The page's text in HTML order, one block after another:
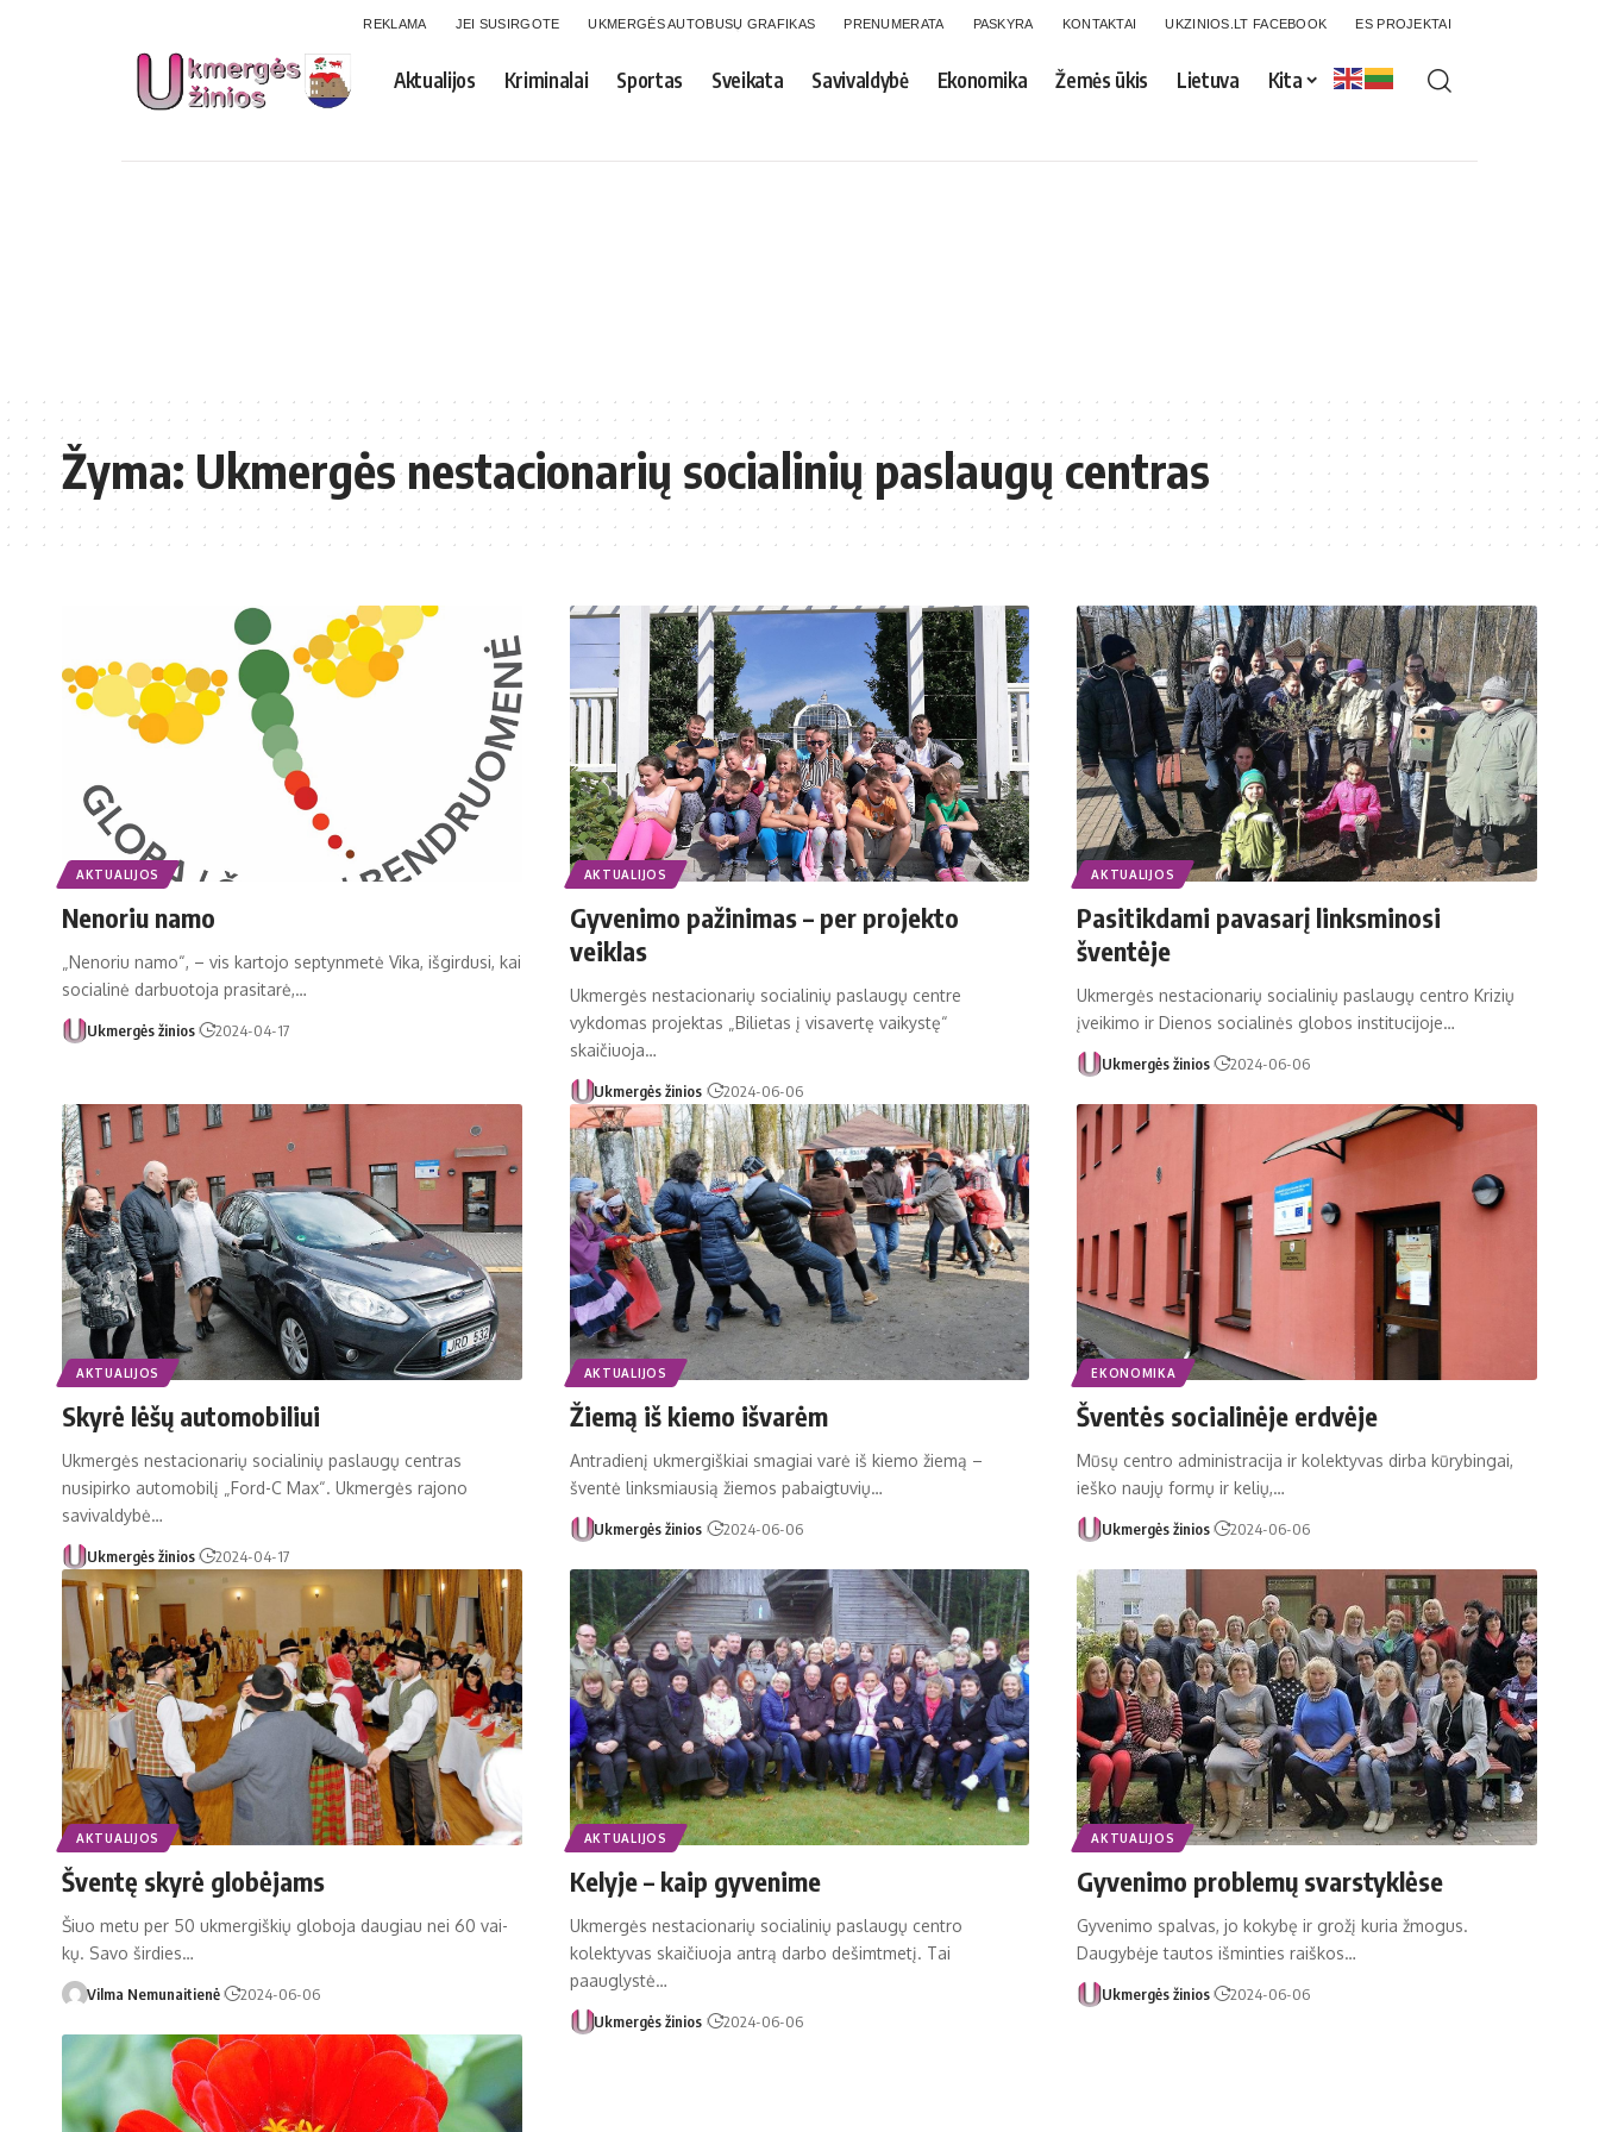
REKLAMA JEI SUSIRGOTE UKMERGĖS AUTOBUSŲ GRAFIKAS PRENUMERATA PASKYRA KONTAKTAI UKZINIOS.LT FACEBOOK ES PROJEKTAI
Aktualijos Kriminalai Sportas Sveikata Savivaldybė Ekonomika Žemės ūkis Lietuva Kita
Žyma:Ukmergės nestacionarių socialinių paslaugų centras
AKTUALIJOS
Nenoriu namo
„Nenoriu namo“, – vis kartojo septynmetė Vika, išgirdusi, kai
socialinė darbuotoja prasitarė,…
Ukmergės žinios 2024-04-17
AKTUALIJOS
Gyvenimo pažinimas – per projekto
veiklas
Ukmergės nestacionarių socialinių paslaugų centre
vykdomas projektas „Bilietas į visavertę vaikystę“
skaičiuoja…
Ukmergės žinios 2024-06-06
AKTUALIJOS
Pasitikdami pavasarį linksminosi
šventėje
Ukmergės nestacionarių socialinių paslaugų centro Krizių
įveikimo ir Dienos socialinės globos institucijoje…
Ukmergės žinios 2024-06-06
AKTUALIJOS
Skyrė lėšų automobiliui
Ukmergės nestacionarių socialinių paslaugų centras
nusipirko automobilį „Ford-C Max“. Ukmergės rajono
savivaldybė…
Ukmergės žinios 2024-04-17
AKTUALIJOS
Žiemą iš kiemo išvarėm
Antradienį ukmergiškiai smagiai varė iš kiemo žiemą –
šventė linksmiausią žiemos pabaigtuvių…
Ukmergės žinios 2024-06-06
EKONOMIKA
Šventės socialinėje erdvėje
Mūsų centro administracija ir kolektyvas dirba kūrybingai,
ieško naujų formų ir kelių,…
Ukmergės žinios 2024-06-06
AKTUALIJOS
Šventę skyrė globėjams
Šiuo me­tu per 50 uk­mer­giš­kių glo­bo­ja dau­giau nei 60 vai­
kų. Sa­vo šir­dies…
Vilma Nemunaitienė 2024-06-06
AKTUALIJOS
Kelyje – kaip gyvenime
Ukmergės nestacionarių socialinių paslaugų centro
kolektyvas skaičiuoja antrą darbo dešimtmetį. Tai
paauglystė…
Ukmergės žinios 2024-06-06
AKTUALIJOS
Gyvenimo problemų svarstyklėse
Gyvenimo spalvas, jo kokybę ir grožį kuria žmogus.
Daugybėje tautos išminties raiškos…
Ukmergės žinios 2024-06-06